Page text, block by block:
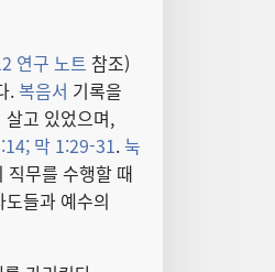
연구 노트 참조)
.복음서 기록을
살고 있었으며,
막 1:29-31.눅
직무를 수행할 때
들과 예수의